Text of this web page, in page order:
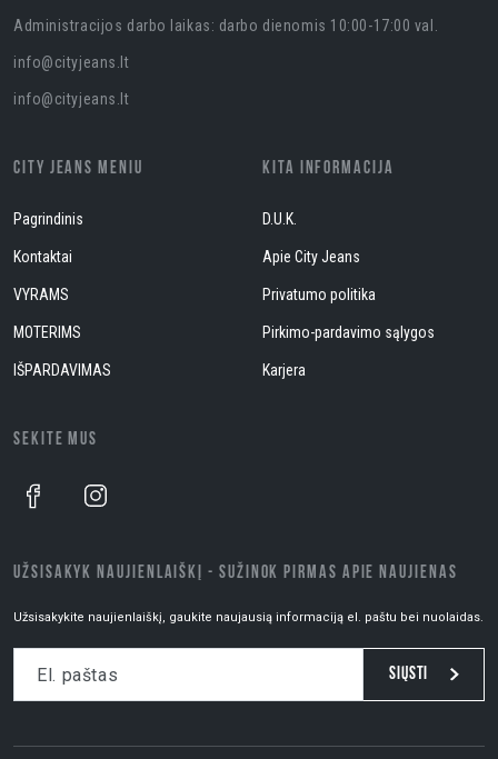
Administracijos darbo laikas: darbo dienomis 10:00-17:00 val.
info@cityjeans.lt
info@cityjeans.lt
CITY JEANS MENIU
Pagrindinis
Kontaktai
VYRAMS
MOTERIMS
IŠPARDAVIMAS
KITA INFORMACIJA
D.U.K.
Apie City Jeans
Privatumo politika
Pirkimo-pardavimo sąlygos
Karjera
SEKITE MUS
UŽSISAKYK NAUJIENLAIŠKĮ - SUŽINOK PIRMAS APIE NAUJIENAS
Užsisakykite naujienlaiškį, gaukite naujausią informaciją el. paštu bei nuolaidas.
Siųsti